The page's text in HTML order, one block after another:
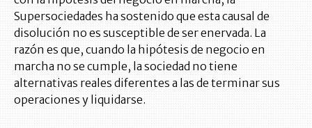
Supersociedades ha sostenido que esta causal de
disolución no es susceptible de ser enervada. La
razón es que, cuando la hipótesis de negocio en
marcha no se cumple, la sociedad no tiene
alternativas reales diferentes a las de terminar sus
operaciones y liquidarse.